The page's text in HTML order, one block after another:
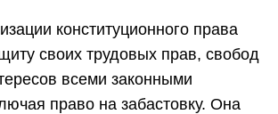
конституционного права
своих трудовых прав, свобод
всеми законными
право на забастовку. Она